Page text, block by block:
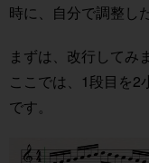
時に、自分で調整し
まずは、改行してみ
ここでは、1段目を2
です。